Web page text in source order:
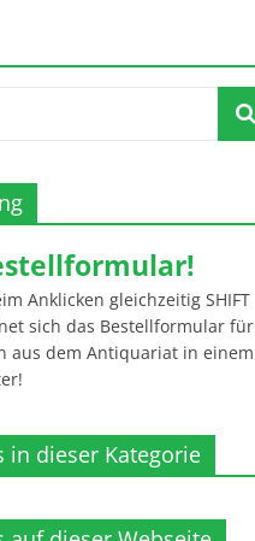
Anklicken gleichzeitig SHIFT
sich das Bestellformular für
aus dem Antiquariat in einem
in dieser Kategorie